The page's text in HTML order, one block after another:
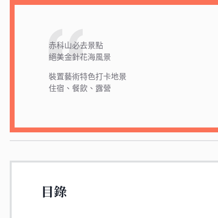
赤科山必去景點
絕美金針花海風景
裝置藝術特色打卡地景
住宿、餐飲、露營
目錄